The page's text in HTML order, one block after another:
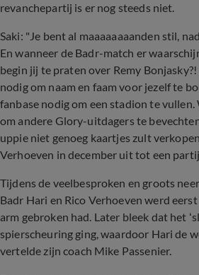
revanchepartij is er nog steeds niet.
Saki: "Je bent al maaaaaaaanden stil,
En wanneer de Badr-match er
begin jij te praten over Remy
nodig om naam en faam voor jezelf te
fanbase nodig om een stadion te vullen.
om andere Glory-uitdagers te
uppie niet genoeg kaartjes zult
Verhoeven in december uit tot een
Tijdens de veelbesproken en groots
Badr Hari en Rico Verhoeven werd
arm gebroken had. Later bleek dat het
spierscheuring ging, waardoor Hari de
vertelde zijn coach Mike Passenier.